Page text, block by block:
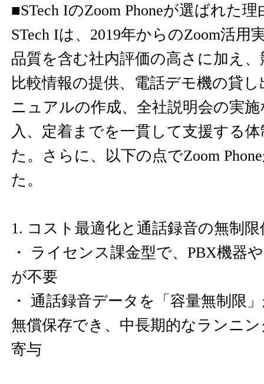
■STech IのZoom Phoneが選ばれた理
STech Iは、2019年からのZoom活用
品質を含む社内評価の高さに加え
比較情報の提供、電話デモ機の貸
ニュアルの作成、全社説明会の実
入、定着までを一貫して支援する
た。さらに、以下の点でZoom
た。
1. コスト最適化と通話録音の無制限
・ ライセンス課金型で、PBX機器
が不要
・ 通話録音データを「容量無制限
無償保存でき、中長期的なランニ
寄与